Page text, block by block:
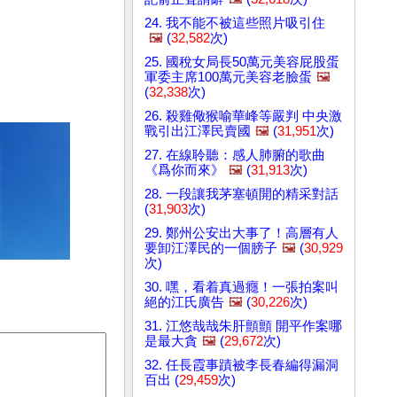
24. 我不能不被這些照片吸引住
🖼️ (32,582次)
25. 國稅女局長50萬元美容屁股蛋
軍委主席100萬元美容老臉蛋 🖼️
(32,338次)
26. 殺雞儆猴喻華峰等嚴判 中央激
戰引出江澤民賣國 🖼️ (31,951次)
27. 在線聆聽：感人肺腑的歌曲
《爲你而來》
🖼️ (31,913次)
28. 一段讓我茅塞頓開的精采對話
(31,903次)
29. 鄭州公安出大事了！高層有人
要卸江澤民的一個膀子 🖼️ (30,929
次)
30. 嘿，看着真過癮！一張拍案叫
絕的江氏廣告 🖼️ (30,226次)
31. 江悠哉哉朱肝顫顫 開平作案哪
是最大貪 🖼️ (29,672次)
32. 任長霞事蹟被李長春編得漏洞
百出 (29,459次)